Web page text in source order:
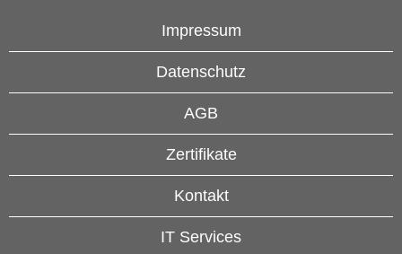
Impressum
Datenschutz
AGB
Zertifikate
Kontakt
IT Services